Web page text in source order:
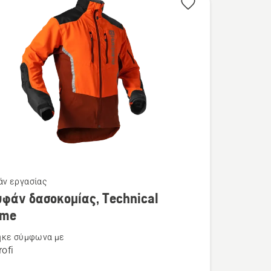
εργασίας
δασοκομίας, Technical
σύμφωνα με